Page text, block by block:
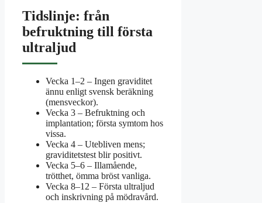
Tidslinje: från
befruktning till första
ultraljud
Vecka 1–2 – Ingen graviditet
ännu enligt svensk beräkning
(mensveckor).
Vecka 3 – Befruktning och
implantation; första symtom hos
vissa.
Vecka 4 – Utebliven mens;
graviditetstest blir positivt.
Vecka 5–6 – Illamående,
trötthet, ömma bröst vanliga.
Vecka 8–12 – Första ultraljud
och inskrivning på mödravård.